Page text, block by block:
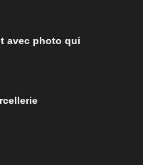
avec photo qui